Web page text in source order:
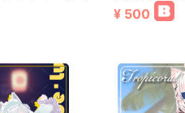
¥ 500